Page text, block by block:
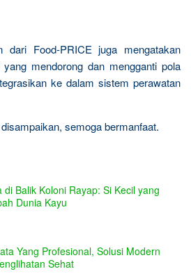
dari Food-PRICE juga mengatakan
mendorong dan mengganti pola
ke dalam sistem perawatan
semoga bermanfaat.
di Balik Koloni Rayap: Si Kecil yang
Dunia Kayu
Yang Profesional, Solusi Modern
Sehat